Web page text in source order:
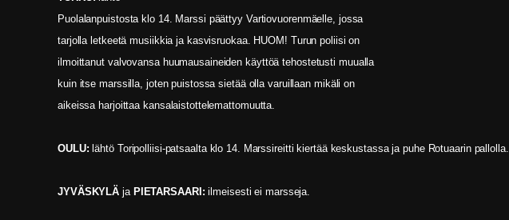
Puolalanpuistosta klo 14. Marssi päättyy Vartiovuorenmäelle, jossa
tarjolla letkeetä musiikkia ja kasvisruokaa. HUOM! Turun poliisi on
ilmoittanut valvovansa huumausaineiden käyttöä tehostetusti muualla
kuin itse marssilla, joten puistossa sietää olla varuillaan mikäli on
aikeissa harjoittaa kansalaistottelemattomuutta.
OULU: lähtö Toripolliisi-patsaalta klo 14. Marssireitti kiertää keskustassa ja puhe Rotuaarin pallolla.
JYVÄSKYLÄ ja PIETARSAARI: ilmeisesti ei marsseja.